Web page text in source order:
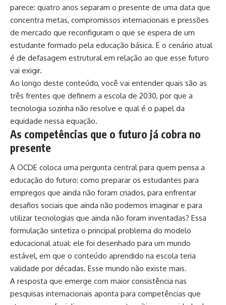
parece: quatro anos separam o presente de uma data que
concentra metas, compromissos internacionais e pressões
de mercado que reconfiguram o que se espera de um
estudante formado pela educação básica. E o cenário atual
é de defasagem estrutural em relação ao que esse futuro
vai exigir.
Ao longo deste conteúdo, você vai entender quais são as
três frentes que definem a escola de 2030, por que a
tecnologia sozinha não resolve e qual é o papel da
equidade nessa equação.
As competências que o futuro já cobra no
presente
A OCDE coloca uma pergunta central para quem pensa a
educação do futuro: como preparar os estudantes para
empregos que ainda não foram criados, para enfrentar
desafios sociais que ainda não podemos imaginar e para
utilizar tecnologias que ainda não foram inventadas? Essa
formulação sintetiza o principal problema do modelo
educacional atual: ele foi desenhado para um mundo
estável, em que o conteúdo aprendido na escola teria
validade por décadas. Esse mundo não existe mais.
A resposta que emerge com maior consistência nas
pesquisas internacionais aponta para competências que